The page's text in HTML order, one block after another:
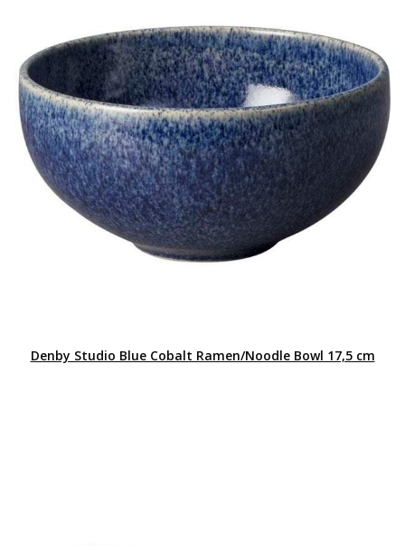
Denby Studio Blue Cobalt Ramen/Noodle Bowl 17,5 cm